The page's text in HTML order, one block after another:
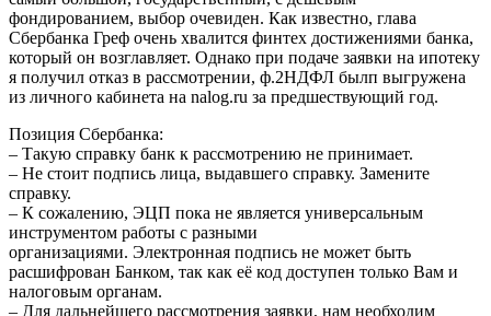
фондированием, выбор очевиден. Как известно, глава
Сбербанка Греф очень хвалится финтех достижениями банка,
который он возглавляет. Однако при подаче заявки на ипотеку
я получил отказ в рассмотрении, ф.2НДФЛ былп выгружена
из личного кабинета на nalog.ru за предшествующий год.
Позиция Сбербанка:
– Такую справку банк к рассмотрению не принимает.
– Не стоит подпись лица, выдавшего справку. Замените
справку.
– К сожалению, ЭЦП пока не является универсальным
инструментом работы с разными
организациями. Электронная подпись не может быть
расшифрован Банком, так как её код доступен только Вам и
налоговым органам.
– Для дальнейшего рассмотрения заявки, нам необходим